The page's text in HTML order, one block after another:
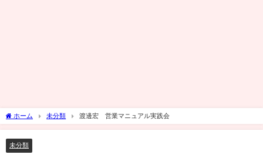
ホーム 未分類 渡邊宏 営業マニュアル実践会
未分類